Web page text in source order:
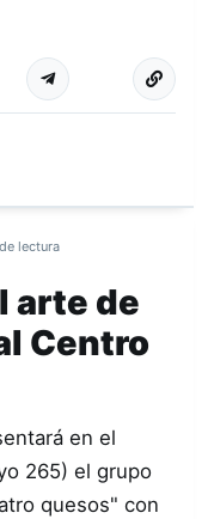
Más
lectura
arte de
Centro
en el
265) el grupo
quesos" con